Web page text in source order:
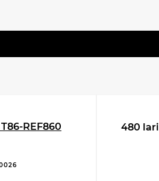
маршрутам?
REF860
480 lari